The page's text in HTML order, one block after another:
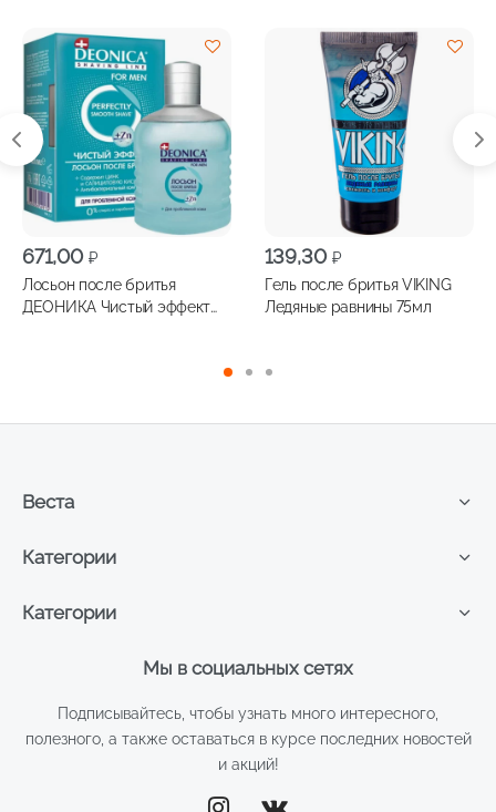
671,00 ₽
Лосьон после бритья
ДЕОНИКА Чистый эффект
139,30 ₽
Гель после бритья VIKING
Ледяные равнины 75мл
Мы в социальных сетях
Подписывайтесь, чтобы узнать много интересного,
полезного, а также оставаться в курсе последних новостей
и акций!
Категории
Категории
Веста